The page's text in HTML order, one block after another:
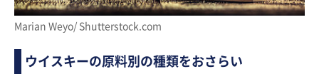
Marian Weyo/ Shutterstock.com
ウイスキーの原料別の種類をおさらい